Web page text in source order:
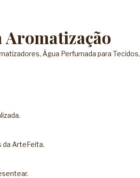
Aromatização
, Água Perfumada para Tecidos,
da ArteFeita.